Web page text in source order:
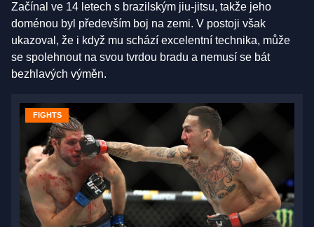
Začínal ve 14 letech s brazilským jiu-jitsu, takže jeho
doménou byl především boj na zemi. V postoji však
ukazoval, že i když mu schází excelentní technika, může
se spolehnout na svou tvrdou bradu a nemusí se bát
bezhlavých výměn.
FIGHTS